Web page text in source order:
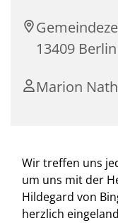
13409 Berlin
Marion
Wir treffen uns
um uns mit der
Hildegard von
herzlich